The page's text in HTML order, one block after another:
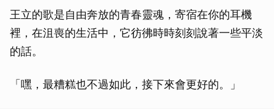
王立的歌是自由奔放的青春靈魂，寄宿在你的耳機
裡，在沮喪的生活中，它彷彿時時刻刻說著一些平淡
的話。
「嘿，最糟糕也不過如此，接下來會更好的。」